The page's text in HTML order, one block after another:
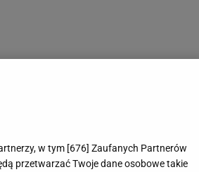
w tym [676] Zaufanych Partnerów
przetwarzać Twoje dane osobowe takie